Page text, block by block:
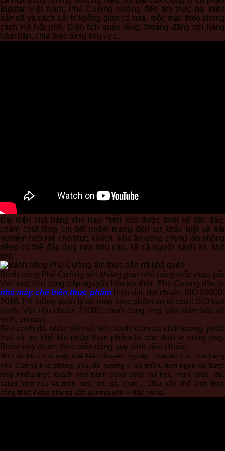
Bigstar Việt Nam, Phú Cường hướng đến ẩm thực ba miền
dân dã và cách bài trí không gian cổ xưa, mộc mạc theo phong
cách Hà Nội phố. Diện tích quán rộng, thoáng đãng với hàng
trăm bàn, chia theo từng khu vực.
Đại diện nhà hàng cho hay: “Mỗi khu được thiết kế độc đáo,
chăm chút từng chi tiết nhằm mang đến sự khác biệt và trải
nghiệm mới mẻ cho thực khách. Khu ăn uống chung lẫn phòng
riêng có thể đáp ứng mọi nhu cầu, kể cả người sành ăn, khó
tính”.
Bánh tráng Phú Cường với không gian nhà hàng mộc mạc,
Với mục tiêu cung cấp nguyên liệu kịp thời, Phú Cường đầu tư
nhà máy chế biến thực phẩmhiện đại, đạt chuẩn ISO 22000-
2018. Hệ thống quản lý an toàn thực phẩm do tổ chức ISO ban
hành. Với tiêu chuẩn 22000, chuỗi cung ứng luôn đảm bảo vệ
sinh, an toàn.
Bên cạnh đó, nhân viên sẽ tiến hành kiểm tra chất lượng, phân
loại và sơ chế khi nhập thực phẩm từ các đơn vị cung ứng.
Bước này được thực hiện đúng quy trình, tiêu chuẩn.
Nhờ sở hữu nhà máy chế biến chuyên nghiệp, thực đơn tại nhà hàng
Phú Cường khá phong phú, đủ hương vị ba miền, tươi ngon và được
lòng nhiều thực khách như bánh tráng cuốn thịt heo, món cuốn, lẩu,
salad nộm rau và món heo, bò, gà, chim… Đầu bếp chế biến theo
công thức riêng nhưng vẫn giữ nguyên vị đặc trưng.